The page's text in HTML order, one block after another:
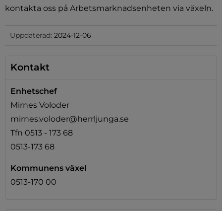
kontakta oss på Arbetsmarknadsenheten via växeln.
Uppdaterad: 2024-12-06
Kontakt
Enhetschef
Mirnes Voloder
mirnes.voloder@herrljunga.se
Tfn 0513 - 173 68
0513-173 68
Kommunens växel
0513-170 00